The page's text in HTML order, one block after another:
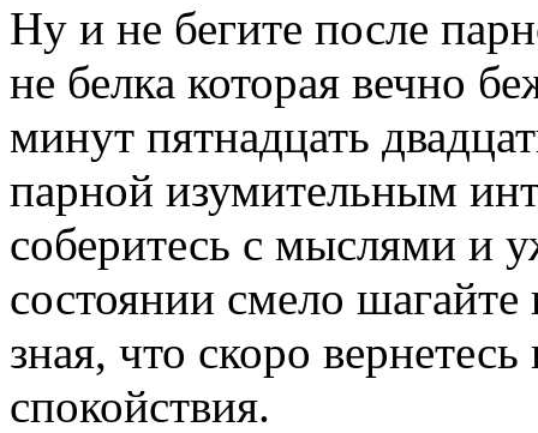
Ну и не бегите после
не белка которая вечно
минут пятнадцать
парной изумительным
соберитесь с мыслями и
состоянии смело
зная, что скоро
спокойствия.